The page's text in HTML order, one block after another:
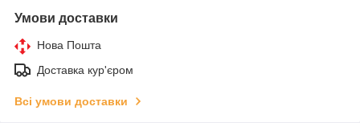
Умови доставки
Нова Пошта
Доставка кур'єром
Всі умови доставки